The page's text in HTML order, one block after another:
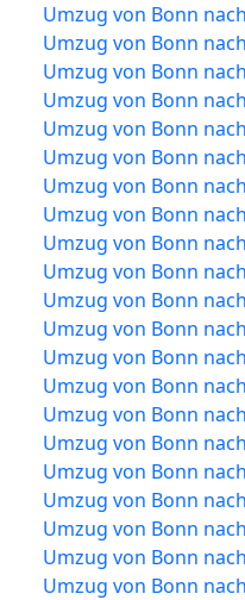
Umzug von Bonn
Umzug von Bonn
Umzug von Bonn
Umzug von Bonn
Umzug von Bonn
Umzug von Bonn
Umzug von Bonn
Umzug von Bonn
Umzug von Bonn
Umzug von Bonn
Umzug von Bonn
Umzug von Bonn
Umzug von Bonn
Umzug von Bonn
Umzug von Bonn
Umzug von Bonn
Umzug von Bonn
Umzug von Bonn
Umzug von Bonn
Umzug von Bonn
Umzug von Bonn